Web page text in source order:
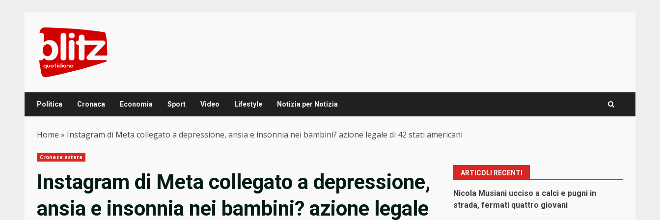
content
Politica Cronaca Economia Sport Video Lifestyle Notizia per Notizia
Home » Instagram di Meta collegato a depressione, ansia e insonnia nei bambini? azione legale di 42 stati americani
Cronaca estera
Instagram di Meta collegato a depressione,
ansia e insonnia nei bambini? azione legale
ARTICOLI RECENTI
Nicola Musiani ucciso a calci e pugni in
strada, fermati quattro giovani